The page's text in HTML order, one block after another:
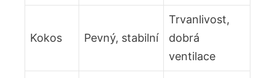
Kokos Pevný, stabilní
Trvanlivost,
dobrá
ventilace